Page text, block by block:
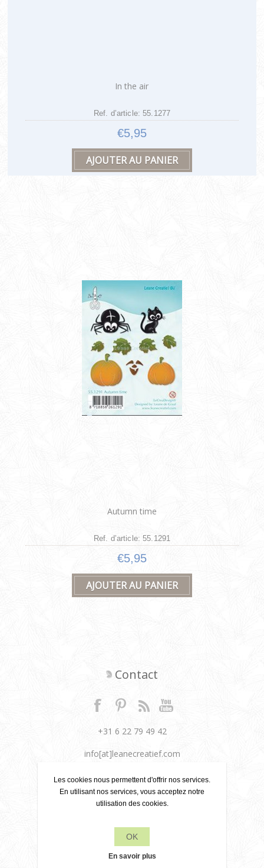
In the air
Ref. d’article: 55.1277
€5,95
Autumn time
Ref. d’article: 55.1291
€5,95
Contact
+31 6 22 79 49 42
info[at]leanecreatief.com
Dronten, Pays-Bas
Leane Creatief
Politique de confidentialité
À propos de nous
Les cookies nous permettent d'offrir nos services.
En utilisant nos services, vous acceptez notre
utilisation des cookies.
OK
En savoir plus